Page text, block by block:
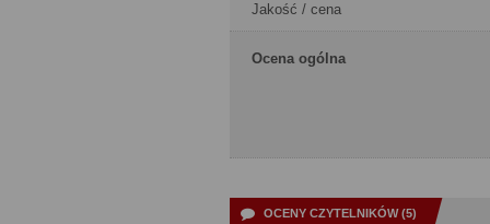
Jakość / cena
Ocena ogólna
OCENY CZYTELNIKÓW (5)